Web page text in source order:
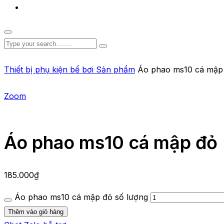
Thiết bị phụ kiện bể bơi Sản phẩm Áo phao ms10 cá
Zoom
Áo phao ms10 cá mập đỏ
185.000₫
Áo phao ms10 cá mập đỏ số lượng
Thêm vào giỏ hàng